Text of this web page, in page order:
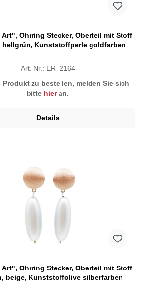
Art", Ohrring Stecker, Oberteil mit Stoff
hellgrün, Kunststoffperle goldfarben
Art. Nr.: ER_2164
Produkt zu bestellen, melden Sie sich
bitte hieran.
Details
Art", Ohrring Stecker, Oberteil mit Stoff
beige, Kunststoffolive silberfarben